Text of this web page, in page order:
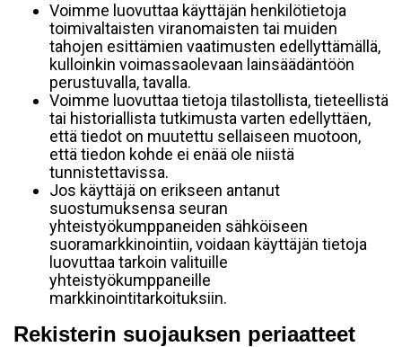
Voimme luovuttaa käyttäjän henkilötietoja
toimivaltaisten viranomaisten tai muiden
tahojen esittämien vaatimusten edellyttämällä,
kulloinkin voimassaolevaan lainsäädäntöön
perustuvalla, tavalla.
Voimme luovuttaa tietoja tilastollista, tieteellistä
tai historiallista tutkimusta varten edellyttäen,
että tiedot on muutettu sellaiseen muotoon,
että tiedon kohde ei enää ole niistä
tunnistettavissa.
Jos käyttäjä on erikseen antanut
suostumuksensa seuran
yhteistyökumppaneiden sähköiseen
suoramarkkinointiin, voidaan käyttäjän tietoja
luovuttaa tarkoin valituille
yhteistyökumppaneille
markkinointitarkoituksiin.
Rekisterin suojauksen periaatteet